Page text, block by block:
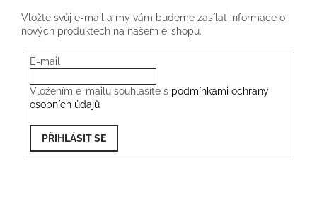
Vložte svůj e-mail a my vám budeme zasílat informace o
nových produktech na našem e-shopu.
E-mail
Vložením e-mailu souhlasíte s podmínkami ochrany
osobních údajů
PŘIHLÁSIT SE